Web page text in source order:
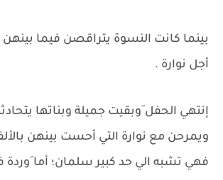
بينما كانت النسوة يتراقصن فيما
أجل نوارة .
إنتهي الحفل َوبقيت جميلة وبناتها
ويمرحن مع نوارة التي أحست بينهن
فهي تشبه الي حد كبير سلمان؛ أما